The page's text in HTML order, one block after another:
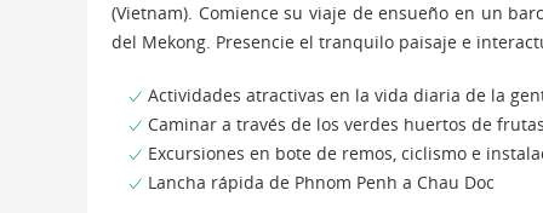
(Vietnam). Comience su viaje de ensueño en un
del Mekong. Presencie el tranquilo paisaje e
Actividades atractivas en la vida diaria de la
Caminar a través de los verdes huertos de
Excursiones en bote de remos, ciclismo e
Lancha rápida de Phnom Penh a Chau Doc